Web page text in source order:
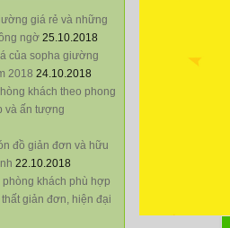
giá rẻ và những
ngờ 25.10.2018
của sopha giường
2018 24.10.2018
khách theo phong
và ấn tượng
đồ giản đơn và hữu
22.10.2018
khách phù hợp
giản đơn, hiện đại